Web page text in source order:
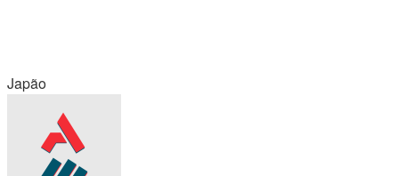
Japão